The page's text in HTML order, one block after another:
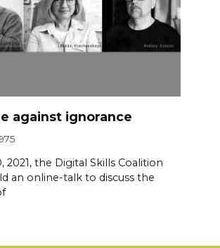
against ignorance
2021, the Digital Skills Coalition
an online-talk to discuss the